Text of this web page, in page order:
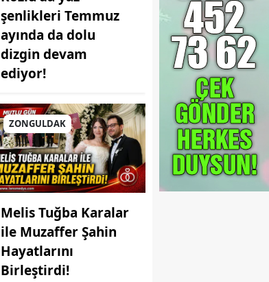
şenlikleri Temmuz
ayında da dolu
dizgin devam
ediyor!
ZONGULDAK
Melis Tuğba Karalar
ile Muzaffer Şahin
Hayatlarını
Birleştirdi!